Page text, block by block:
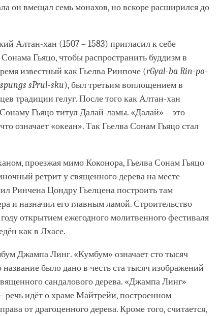
он вмещал семь монахов, но вскоре расширился до
Алтан-хан (1507 – 1583) пригласил к себе
Гьяцо, чтобы распространить буддизм в
известный как Гьелва Ринпоче (rGyal-ba Rin-po-
sPrul-sku), был третьим воплощением в
традиции гелуг. После того как Алтан-хан
Гьяцо титул Далай-ламы. «Далай» – это
означает «океан». Так Гьелва Сонам Гьяцо стал
проезжая мимо Коконора, Гьелва Сонам Гьяцо
ретрит у священного дерева на месте
Ринчена Цондру Гьелцена построить там
и назначил его главным ламой. Строительство
открытием ежегодного молитвенного фестиваля
как в Лхасе.
Джампа Линг. «Кумбум» означает сто тысяч
было дано в честь ста тысяч изображений
сандалового дерева. «Джампа Линг»
речь идёт о храме Майтрейи, построенном
от драгоценного дерева. Кроме того, считается,